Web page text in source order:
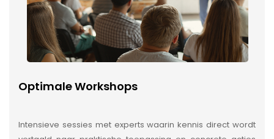
Optimale Workshops
Intensieve sessies met experts waarin kennis direct wordt